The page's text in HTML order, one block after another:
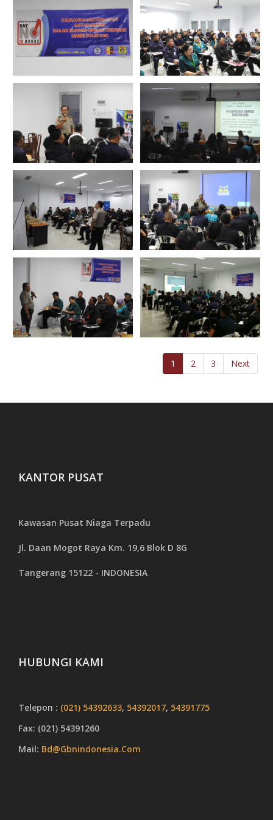
Teleconference Dengan
Tim Cabang Luar Daerah
Teleconference Dengan
Tim Cabang Luar Daerah
Penyuluhan Narkoba
GBN
Penyuluhan Narkoba
GBN
Penyuluhan Narkoba
GBN
Penyuluhan Narkoba
GBN
Penyuluhan Narkoba
GBN
Penyuluhan Narkoba
GBN
GBN
GBN
1 2 3 Next
KANTOR PUSAT
Kawasan Pusat Niaga Terpadu
Jl. Daan Mogot Raya Km. 19,6 Blok D 8G
Tangerang 15122 - INDONESIA
HUBUNGI KAMI
Telepon : (021) 54392633, 54392017, 54391775
Fax: (021) 54391260
Mail: Bd@gbnindonesia.com